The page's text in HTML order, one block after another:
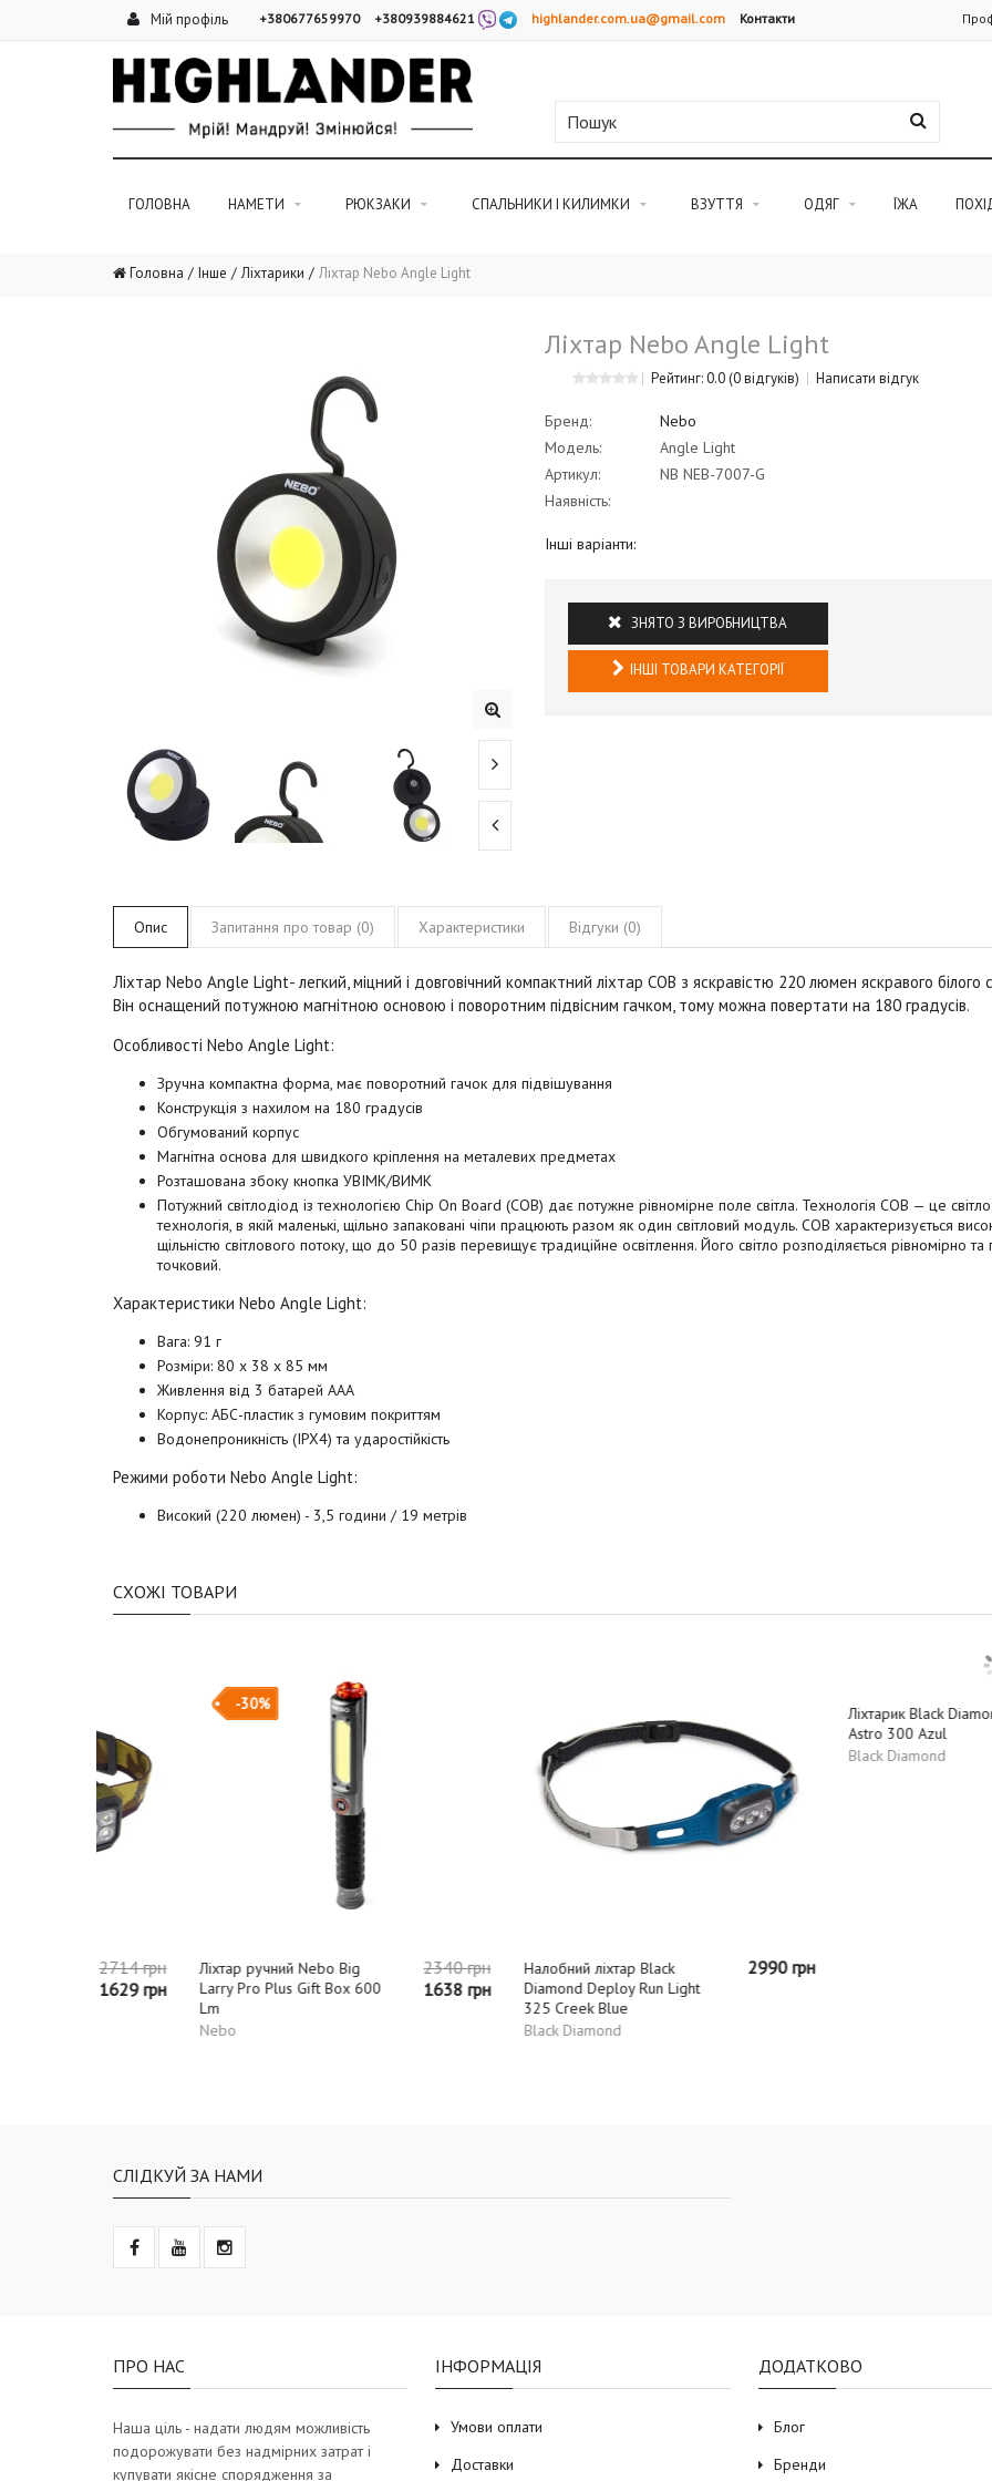
Мій профіль +380677659970 +380939884621 highlander.com.ua@gmail.com Контакти
ГОЛОВНА НАМЕТИ РЮКЗАКИ СПАЛЬНИКИ І КИЛИМКИ ВЗУТТЯ ОДЯГ ЇЖА
Головна Інше Ліхтарики Ліхтар Nebo Angle Light
Ліхтар Nebo Angle Light
Рейтинг: 0.0(0 відгуків) Написати відгук
Бренд:
Nebo
Модель:
Angle Light
Артикул:
NB NEB-7007-G
Наявність:
Інші варіанти:
ЗНЯТО З ВИРОБНИЦТВА
ІНШІ ТОВАРИ КАТЕГОРІЇ
Опис Запитання про товар (0) Характеристики Відгуки (0)
Ліхтар Nebo Angle Light- легкий, міцний і довговічний компактний ліхтар COB з яскравістю 220 люмен яскравого білого
Він оснащений потужною магнітною основою і поворотним підвісним гачком, тому можна повертати на 180 градусів.
Особливості Nebo Angle Light:
Зручна компактна форма, має поворотний гачок для підвішування
Конструкція з нахилом на 180 градусів
Обгумований корпус
Магнітна основа для швидкого кріплення на металевих предметах
Розташована збоку кнопка УВІМК/ВИМК
Потужний світлодіод із технологією Chip On Board (COB) дає потужне рівномірне поле світла. Технологія COB — це
технологія, в якій маленькі, щільно запаковані чіпи працюють разом як один світловий модуль. COB характеризується
щільністю світлового потоку, що до 50 разів перевищує традиційне освітлення. Його світло розподіляється рівномірно та
точковий.
Характеристики Nebo Angle Light:
Вага: 91 г
Розміри: 80 х 38 х 85 мм
Живлення від 3 батарей AAA
Корпус: АБС-пластик з гумовим покриттям
Водонепроникність (IPX4) та ударостійкість
Режими роботи Nebo Angle Light:
Високий (220 люмен) - 3,5 години / 19 метрів
СХОЖІ ТОВАРИ
Ліхтар ручний Nebo Big
Larry Pro Plus Gift Box 600
2340 грн
1638 грн
Налобний ліхтар Black
Diamond Deploy Run Light
325 Creek Blue
Black Diamond
2990 грн
Ліхтарик Black Diamond
СЛІДКУЙ ЗА НАМИ
ПРО НАС
Наша ціль - надати людям можливість
подорожувати без надмірних затрат і
купувати якісне спорядження за
ІНФОРМАЦІЯ
Умови оплати
Доставки
ДОДАТКОВО
Блог
Бренди